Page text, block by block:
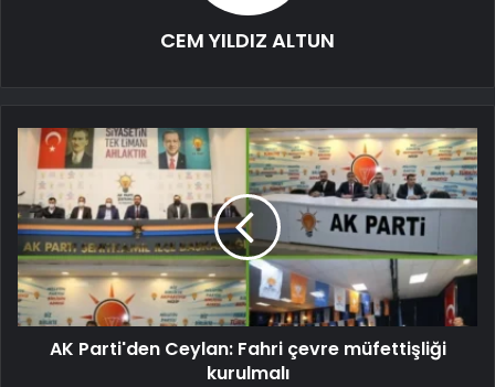
CEM YILDIZ ALTUN
AK Parti'den Ceylan: Fahri çevre müfettişliği
kurulmalı